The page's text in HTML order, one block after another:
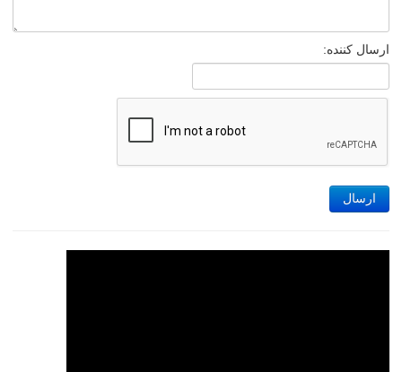
ارسال کننده:
ارسال